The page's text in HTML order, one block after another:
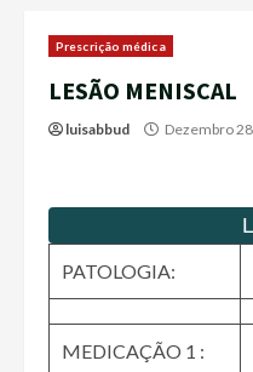
Prescrição médica
LESÃO MENISCAL
luisabbud Dezembro
PATOLOGIA:
MEDICAÇÃO 1 :